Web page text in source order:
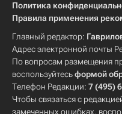
Политика
Правила применения
Главный редактор:
Адрес электронной почты
По вопросам размещения
воспользуйтесьформой
Телефон Редакции: 7 (495)
Чтобы связаться с
замеченных ошибках,